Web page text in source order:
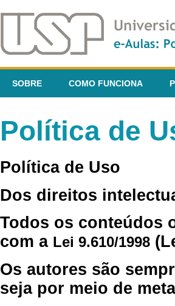
SOBRE COMO FUNCIONA
Política de
Política de Uso
Dos direitos
Todos os conteúdos
com a Lei 9.610/1998
Os autores são
seja por meio de